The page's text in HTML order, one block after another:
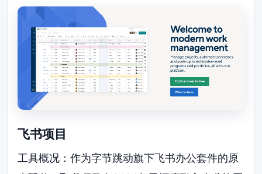
飞书项目
工具概况：作为字节跳动旗下飞书办公套件的原